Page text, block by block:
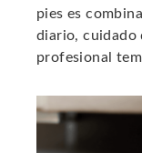
pies es
diario, cuidado
profesional